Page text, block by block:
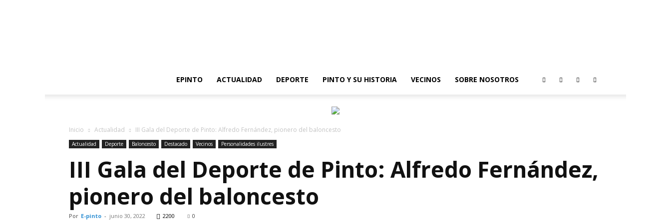
EPINTO
ACTUALIDAD DEPORTE PINTO Y SU HISTORIA VECINOS SOBRE NOSOTROS
Inicio Actualidad III Gala del Deporte de Pinto: Alfredo Fernández, pionero del baloncesto
Actualidad Deporte Baloncesto Destacado Vecinos Personalidades ilustres
III Gala del Deporte de Pinto: Alfredo Fernández,
pionero del baloncesto
Por E-pinto - junio 30, 2022 2200 0